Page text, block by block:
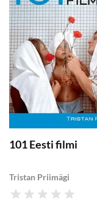
101 Eesti filmi
Tristan Priimägi
Hinnang